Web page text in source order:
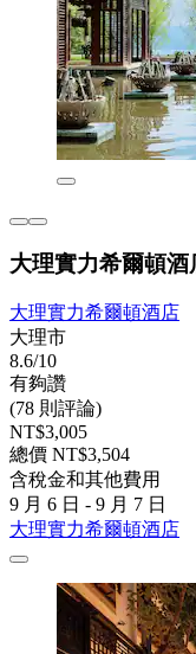
大理實力希爾頓酒
大理實力希爾頓酒店
大理市
8.6/10
有夠讚
(78 則評論)
NT$3,005
總價 NT$3,504
含稅金和其他費用
9 月 6 日 - 9 月 7 日
大理實力希爾頓酒店